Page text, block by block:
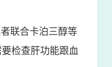
联合卡泊三醇等
检查肝功能跟血